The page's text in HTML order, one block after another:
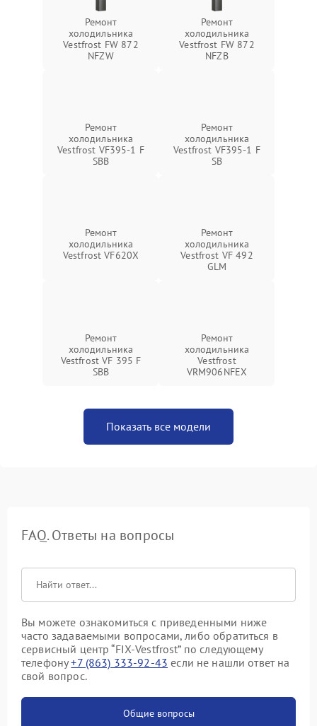
Ремонт
холодильника
Vestfrost FW 872
NFZW
Ремонт
холодильника
Vestfrost FW 872
NFZВ
Ремонт
холодильника
Vestfrost VF395-1 F
SBB
Ремонт
холодильника
Vestfrost VF395-1 F
SB
Ремонт
холодильника
Vestfrost VF620X
Ремонт
холодильника
Vestfrost VF 492
GLM
Ремонт
холодильника
Vestfrost VF 395 F
SBB
Ремонт
холодильника
Vestfrost
VRM906NFEX
Показать все модели
FAQ. Ответы на вопросы
Вы можете ознакомиться с приведенными ниже
часто задаваемыми вопросами, либо обратиться в
сервисный центр “FIX-Vestfrost” по следующему
телефону+7 (863) 333-92-43 если не нашли ответ на
свой вопрос.
Общие вопросы